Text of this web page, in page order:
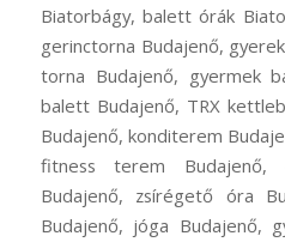
Biatorbágy, balett órák
gerinctorna Budajenő,
torna Budajenő, gyermek
balett Budajenő, TRX
Budajenő, konditerem
fitness terem Budajenő,
Budajenő, zsírégető óra
Budajenő, jóga Budajenő,